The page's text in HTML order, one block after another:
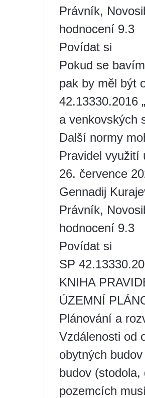
Právník,
hodnocení 9.3
Povídat si
Pokud se
pak by měl být
42.13330.2016
a venkovských
Další normy
Pravidel využití
26. července
Gennadij
Právník,
hodnocení 9.3
Povídat si
SP
KNIHA
ÚZEMNÍ
Plánování a
Vzdálenosti od
obytných
budov
pozemcích